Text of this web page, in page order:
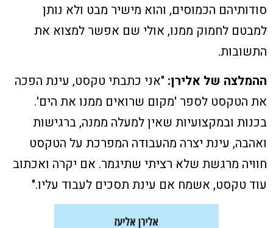
סודותיהם הכמוסים, והוא מישיר מבט ולא נותן
למבטם לחמוק ממנו, אולי שם אפשר למצוא את
התשובות.
ההמלצה של אלירן: "אני כתבתי טקסט, עינת הפכה
את הטקסט לספר 'מקום שרואים ממנו את הים'.
בכנות ובמקצועיות שאין למעלה ממנה, ברגישות
ואהבה, עינת יצרה מהעבודה המפרכת על הטקסט
חוויה מרגשת שלא רציתי שתיגמר. אם יקרה ואכתוב
עוד טקסט, אשמח אם עינת תסכים לעבוד עליו."